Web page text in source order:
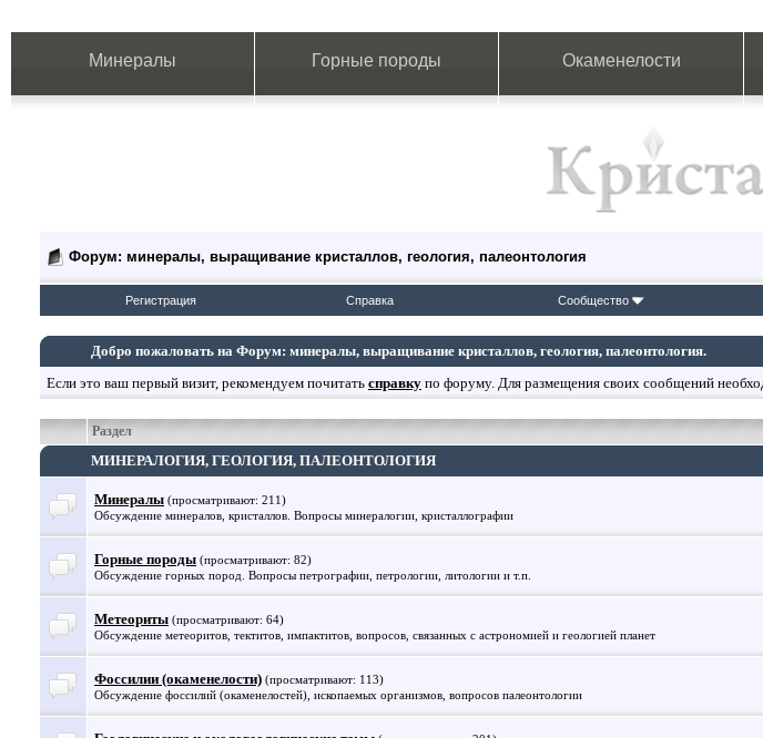
Минералы Горные породы Окаменелости
Форум: минералы, выращивание кристаллов, геология, палеонтология
Регистрация Справка Сообщество
Добро пожаловать на Форум: минералы, выращивание кристаллов, геология, палеонтология.
Если это ваш первый визит, рекомендуем почитать справку по форуму. Для размещения своих сообщений
МИНЕРАЛОГИЯ, ГЕОЛОГИЯ, ПАЛЕОНТОЛОГИЯ
Минералы (просматривают: 211)
Обсуждение минералов, кристаллов. Вопросы минералогии, кристаллографии
Горные породы (просматривают: 82)
Обсуждение горных пород. Вопросы петрографии, петрологии, литологии и т.п.
Метеориты (просматривают: 64)
Обсуждение метеоритов, тектитов, импактитов, вопросов, связанных с астрономией и геологией планет
Фоссилии (окаменелости) (просматривают: 113)
Обсуждение фоссилий (окаменелостей), ископаемых организмов, вопросов палеонтологии
Раздел